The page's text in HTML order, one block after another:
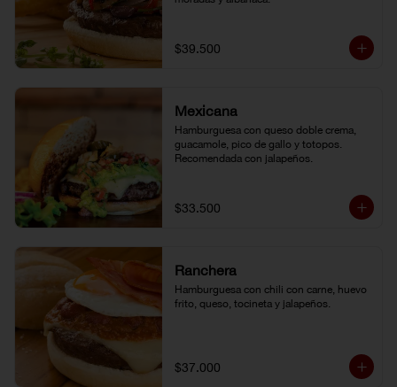
$39.500
Mexicana
Hamburguesa con queso doble crema,
guacamole, pico de gallo y totopos.
Recomendada con jalapeños.
$33.500
Ranchera
Hamburguesa con chili con carne, huevo
frito, queso, tocineta y jalapeños.
$37.000